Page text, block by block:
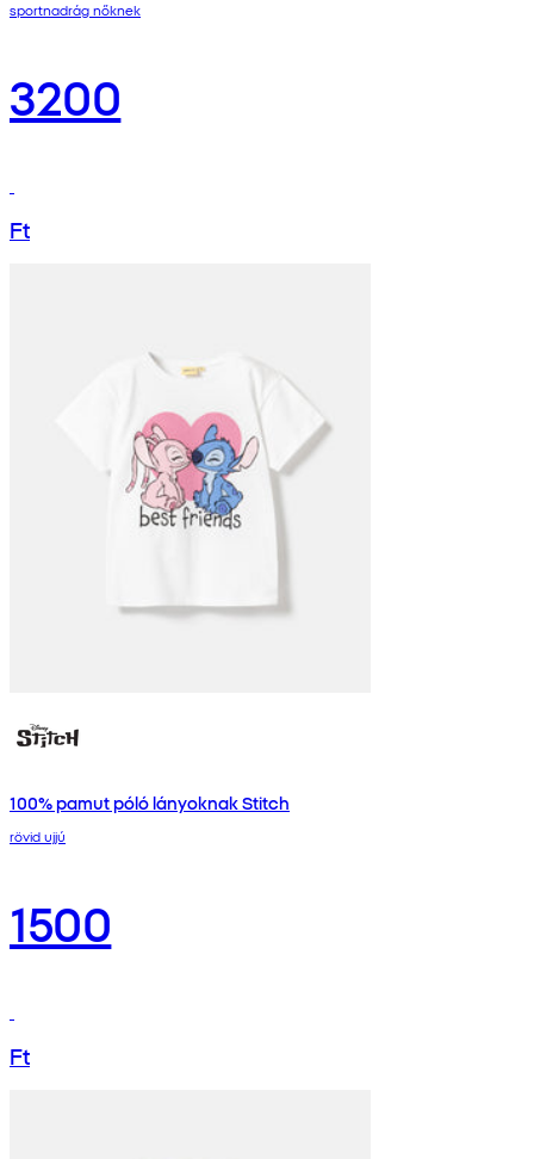
sportnadrág nőknek
3200
Ft
100% pamut póló lányoknak Stitch
rövid ujjú
1500
Ft